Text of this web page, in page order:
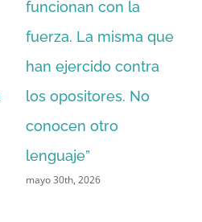
está preparado para
una transición, ha
entendido que el
sistema socialista no
funciona»
junio 16th, 2026